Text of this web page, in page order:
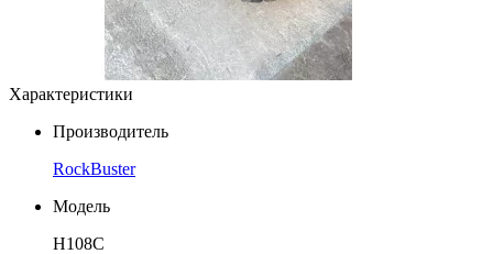
Характеристики
Производитель
RockBuster
Модель
Н108C